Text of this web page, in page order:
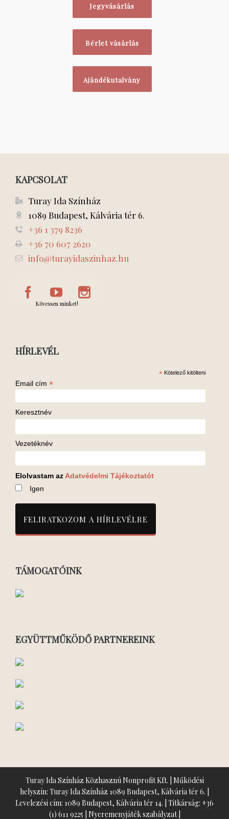
Jegyvásárlás
Bérlet vásárlás
Ajándékutalvány
KAPCSOLAT
Turay Ida Színház
1089 Budapest, Kálvária tér 6.
+36 1 379 8236
+36 70 607 2620
info@turayidaszinhaz.hu
Kövessen minket!
HÍRLEVÉL
* Kötelező kitölteni
Email cím *
Keresztnév
Vezetéknév
Elolvastam az Adatvédelmi Tájékoztatót
Igen
TÁMOGATÓINK
EGYÜTTMŰKÖDŐ PARTNEREINK
Turay Ida Színház Közhasznú Nonprofit Kft. | Működési
helyszín: Turay Ida Színház 1089 Budapest, Kálvária tér 6. |
Levelezési cím: 1089 Budapest, Kálvária tér 14. | Titkárság: +36
(1) 611 9225 Nyeremenyjáték szabályzat|